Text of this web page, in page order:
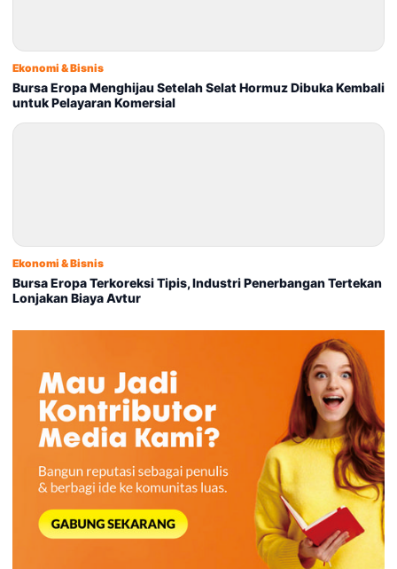
Ekonomi & Bisnis
Bursa Eropa Menghijau Setelah Selat Hormuz Dibuka Kembali
untuk Pelayaran Komersial
Ekonomi & Bisnis
Bursa Eropa Terkoreksi Tipis, Industri Penerbangan Tertekan
Lonjakan Biaya Avtur